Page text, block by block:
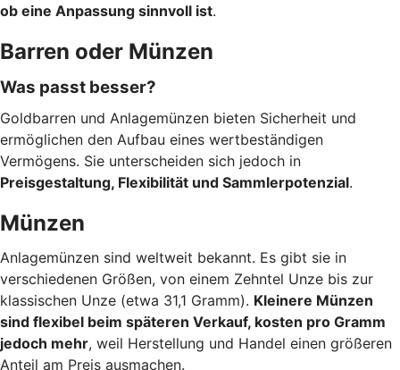
ob eine Anpassung sinnvoll ist.
Barren oder Münzen
Was passt besser?
Goldbarren und Anlagemünzen bieten Sicherheit und
ermöglichen den Aufbau eines wertbeständigen
Vermögens. Sie unterscheiden sich jedoch in
Preisgestaltung, Flexibilität und Sammlerpotenzial.
Münzen
Anlagemünzen sind weltweit bekannt. Es gibt sie in
verschiedenen Größen, von einem Zehntel Unze bis zur
klassischen Unze (etwa 31,1 Gramm). Kleinere Münzen
sind flexibel beim späteren Verkauf, kosten pro Gramm
jedoch mehr, weil Herstellung und Handel einen größeren
Anteil am Preis ausmachen.